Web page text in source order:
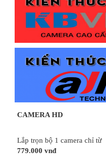
CAMERA HD
Lắp trọn bộ 1 camera chỉ từ
779.000 vnđ